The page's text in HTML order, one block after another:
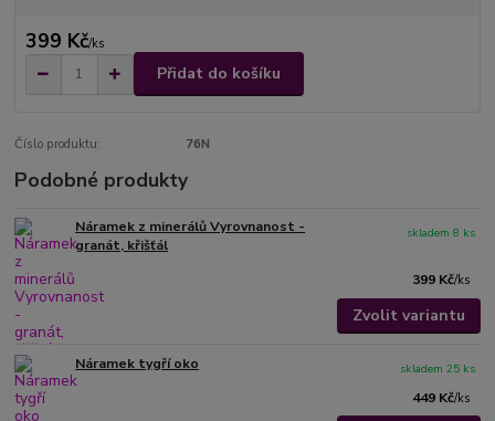
399 Kč/ks
Přidat do košíku
Číslo produktu: 76N
Podobné produkty
Náramek z minerálů Vyrovnanost -
granát, křišťál
399 Kč/ks
skladem 8 ks
Zvolit variantu
Náramek tygří oko
449 Kč/ks
skladem 25 ks